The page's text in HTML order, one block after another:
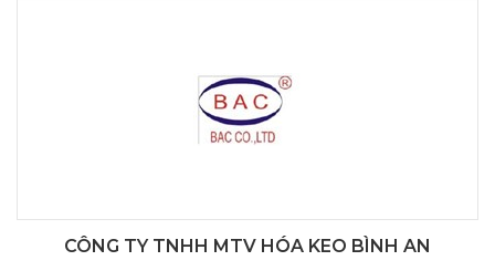
CÔNG TY TNHH MTV HÓA KEO BÌNH AN